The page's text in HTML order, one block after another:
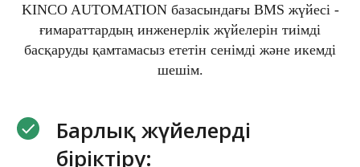
KINCO AUTOMATION базасындағы BMS жүйесі -
ғимараттардың инженерлік жүйелерін тиімді
басқаруды қамтамасыз ететін сенімді және икемді
шешім.
Барлық жүйелерді
біріктіру: